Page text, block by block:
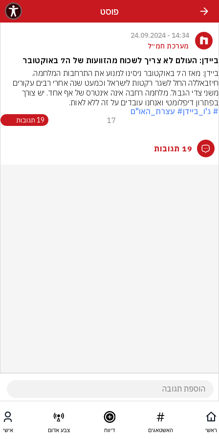
פוסט
14:34 - 24.09.2024
מערכת חמ״ל
ביידן: העולם לא צריך לשכוח מהזוועות של ה7 באוקטובר
בפתרון דיפלומטי ואנחנו עובדים על זה ללא לאות.
# ג'ו_ביידן# עצרת_האו"ם
17 19 תגובות
19 תגובות
ראשי האשטאגים דיווח צבע אדום אישי